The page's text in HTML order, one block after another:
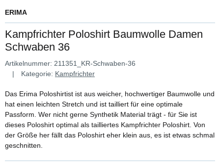
ERIMA
Kampfrichter Poloshirt Baumwolle Damen
Schwaben 36
Artikelnummer: 211351_KR-Schwaben-36
Kategorie: Kampfrichter
Das Erima Poloshirtist ist aus weicher, hochwertiger Baumwolle und
hat einen leichten Stretch und ist tailliert für eine optimale
Passform. Wer nicht gerne Synthetik Material trägt - für Sie ist
dieses Poloshirt optimal als tailliertes Kampfrichter Poloshirt. Von
der Größe her fällt das Poloshirt eher klein aus, es ist etwas schmal
geschnitten.